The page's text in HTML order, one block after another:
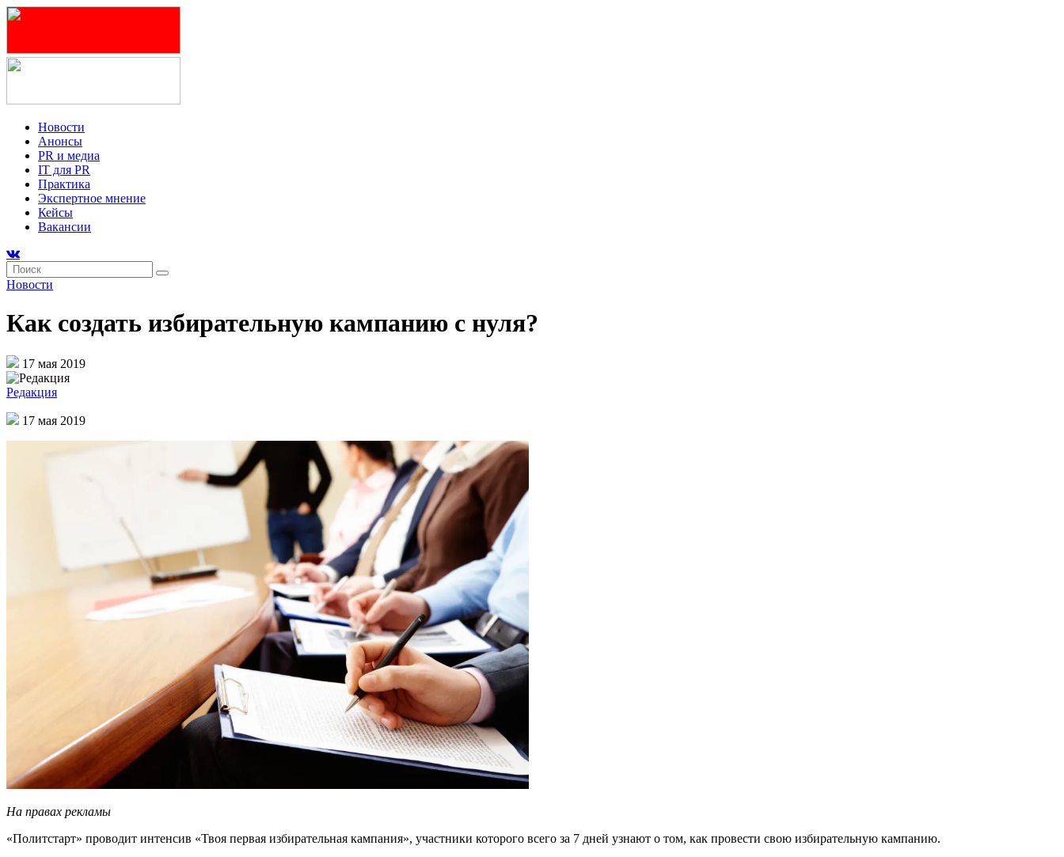
Новости
Анонсы
PR и медиа
IT для PR
Практика
Экспертное мнение
Кейсы
Вакансии
Новости
Как создать избирательную кампанию с нуля?
17 мая 2019
Редакция
17 мая 2019
На правах рекламы
«Политстарт» проводит интенсив «Твоя первая избирательная кампания», участники которого всего за 7 дней узнают о том, как провести свою избирательную кампанию.